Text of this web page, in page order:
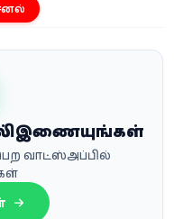
இணையுங்கள்
வாட்ஸ்அப்பில்